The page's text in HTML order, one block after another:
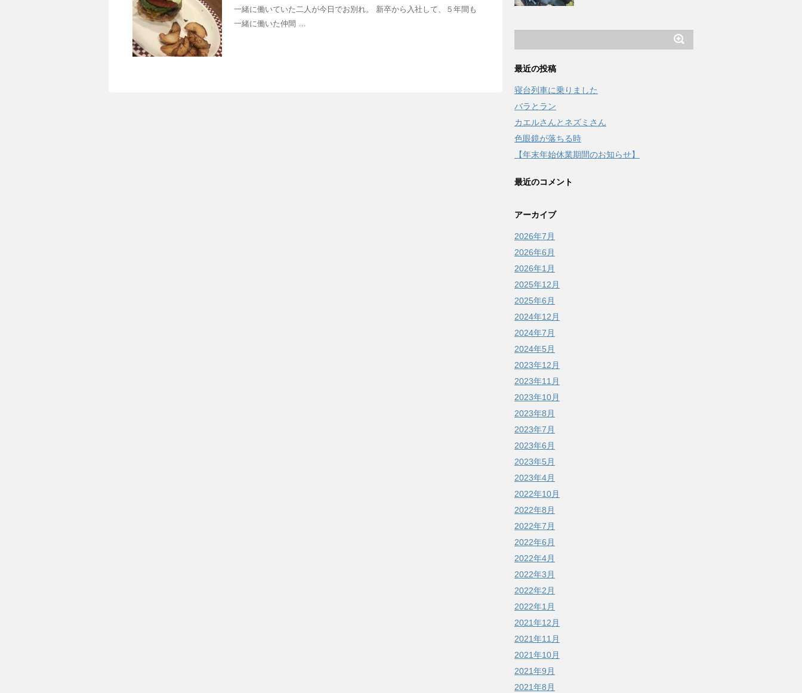
一緒に働いていた二人が今日でお別れ。 新卒から入社して、５年間も
一緒に働いた仲間 …
最近の投稿
寝台列車に乗りました
バラとラン
カエルさんとネズミさん
色眼鏡が落ちる時
【年末年始休業期間のお知らせ】
最近のコメント
アーカイブ
2026年7月
2026年6月
2026年1月
2025年12月
2025年6月
2024年12月
2024年7月
2024年5月
2023年12月
2023年11月
2023年10月
2023年8月
2023年7月
2023年6月
2023年5月
2023年4月
2022年10月
2022年8月
2022年7月
2022年6月
2022年4月
2022年3月
2022年2月
2022年1月
2021年12月
2021年11月
2021年10月
2021年9月
2021年8月